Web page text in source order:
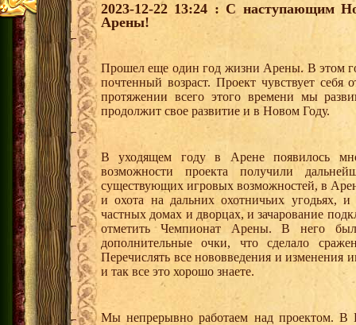
2023-12-22 13:24 : С наступающим
Арены!
Прошел еще один год жизни Арены. В этом
почтенный возраст. Проект чувствует себя
протяжении всего этого времени мы
продолжит свое развитие и в Новом Году.
В уходящем году в Арене появилось
возможности проекта получили
существующих игровых возможностей, в
и охота на дальних охотничьих
частных домах и дворцах, и зачарование
отметить Чемпионат Арены. В него
дополнительные очки, что сделало
Перечислять все нововведения и изменения
и так все это хорошо знаете.
Мы непрерывно работаем над проектом.